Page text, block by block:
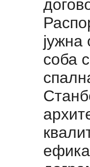
соба